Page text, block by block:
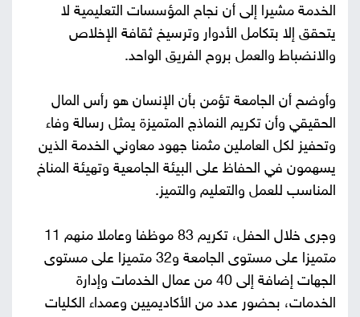
الخدمة مشيرا إلى أن نجاح المؤسسات التعليمية لا
يتحقق إلا بتكامل الأدوار وترسيخ ثقافة الإخلاص
والانضباط والعمل بروح الفريق الواحد.
وأوضح أن الجامعة تؤمن بأن الإنسان هو رأس المال
الحقيقي وأن تكريم النماذج المتميزة يمثل رسالة وفاء
وتحفيز لكل العاملين مثمنا جهود معاوني الخدمة الذين
يسهمون في الحفاظ على البيئة الجامعية وتهيئة المناخ
المناسب للعمل والتعليم والتميز.
وجرى خلال الحفل، تكريم 83 موظفا وعاملا منهم 11
متميزا على مستوى الجامعة و32 متميزا على مستوى
الجهات إضافة إلى 40 من عمال الخدمات وإدارة
الخدمات، بحضور عدد من الأكاديميين وعمداء الكليات